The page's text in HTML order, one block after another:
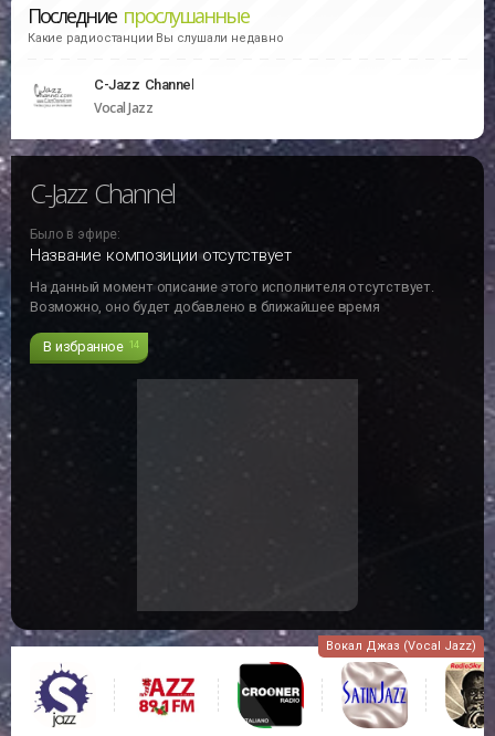
Последние прослушанные
Какие радиостанции Вы слушали недавно
C-Jazz Channel
Vocal Jazz
C-Jazz Channel
Было в эфире:
Название композиции отсутствует
На данный момент описание этого исполнителя отсутствует.
Возможно, оно будет добавлено в ближайшее время
В избранное 14
Вокал Джаз (Vocal Jazz)